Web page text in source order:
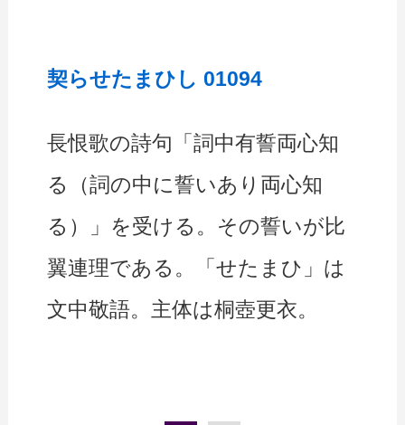
契らせたまひし 01094
長恨歌の詩句「詞中有誓両心知
る（詞の中に誓いあり両心知
る）」を受ける。その誓いが比
翼連理である。「せたまひ」は
文中敬語。主体は桐壺更衣。